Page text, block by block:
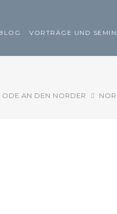
VORTRÄGE UND
ODE AN DEN NORDER